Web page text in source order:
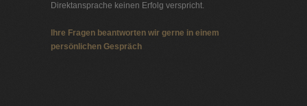
Direktansprache keinen Erfolg verspricht.
Ihre Fragen beantworten wir gerne in einem
persönlichen Gespräch